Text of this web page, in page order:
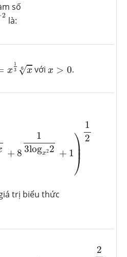
số
2 là:
x
1
3
6
√x
x
với x > 0
x>0 .
+ 8
1
3logx2 2 + 1⎞
⎟ ⎟
⎠
1
2
trị biểu thức
2